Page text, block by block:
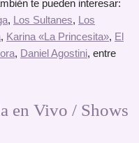
te pueden interesar:
, Los Sultanes, Los
, Karina «La Princesita», El
, Daniel Agostini, entre
en Vivo / Shows